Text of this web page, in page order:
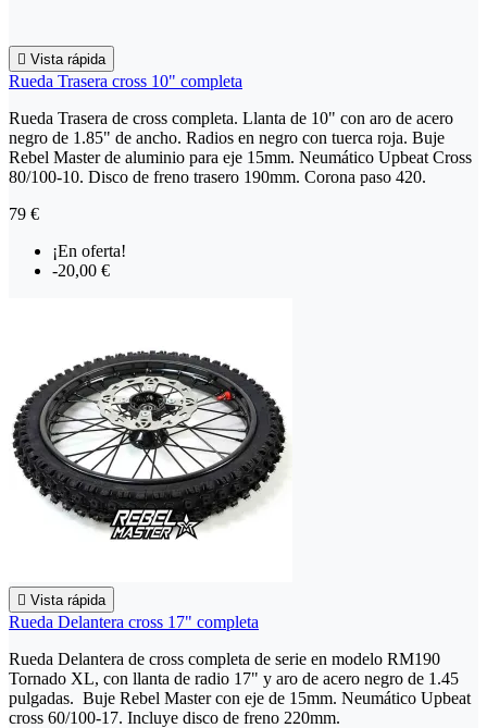
 Vista rápida
Rueda Trasera cross 10" completa
Rueda Trasera de cross completa. Llanta de 10" con aro de acero
negro de 1.85" de ancho. Radios en negro con tuerca roja. Buje
Rebel Master de aluminio para eje 15mm. Neumático Upbeat Cross
80/100-10. Disco de freno trasero 190mm. Corona paso 420.
79 €
¡En oferta!
-20,00 €
 Vista rápida
Rueda Delantera cross 17" completa
Rueda Delantera de cross completa de serie en modelo RM190
Tornado XL, con llanta de radio 17" y aro de acero negro de 1.45
pulgadas. Buje Rebel Master con eje de 15mm. Neumático Upbeat
cross 60/100-17. Incluye disco de freno 220mm.